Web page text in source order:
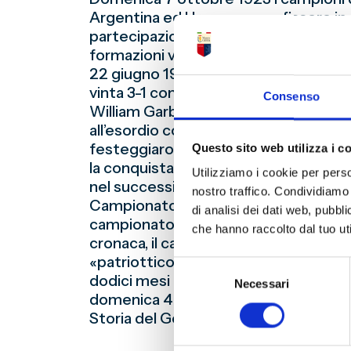
Consenso
Questo sito web utilizza i
Utilizziamo i cookie per
nostro traffico.
di analisi dei dati web,
che hanno raccolto dal tuo
Selezione
Necessari
Argentina ed Uruguay, sconfissero in
partecipazione della Nazionale
formazioni vincenti dei due gironi di
22 giugno 1924, dovette attendere
vinta 3-1 contro il Savoia, in quello
William Garbutt. Domenica 7
all’esordio contro i nerostellati
festeggiarono nel modo migliore il
la conquista del nono titolo
nel successivo campionato lo
Campionato di Serie A 2019/2020
campionato italiano più lungo
cronaca, il campionato «a girone
«patriottico» della Triestina, finita
dodici mesi dopo) del 1947/1948,
domenica 4 luglio 1948, a 294 giorni
Storia del Genoa)